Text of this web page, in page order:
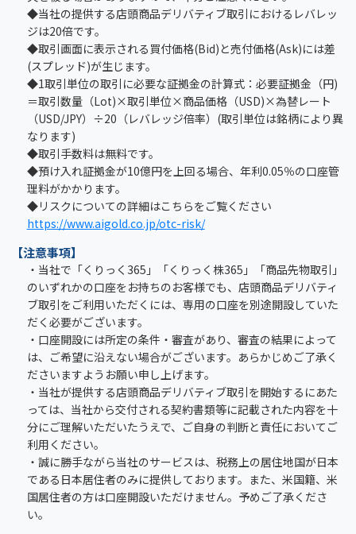
◆当社の提供する店頭商品デリバティブ取引におけるレバレッ
ジは20倍です。
◆取引画面に表示される買付価格(Bid)と売付価格(Ask)には差
(スプレッド)が生じます。
◆1取引単位の取引に必要な証拠金の計算式：必要証拠金（円)
＝取引数量（Lot)×取引単位×商品価格（USD)×為替レート
（USD/JPY）÷20（レバレッジ倍率）(取引単位は銘柄により異
なります)
◆取引手数料は無料です。
◆預け入れ証拠金が10億円を上回る場合、年利0.05％の口座管
理料がかかります。
◆リスクについての詳細はこちらをご覧ください
https://www.aigold.co.jp/otc-risk/
【注意事項】
・当社で「くりっく365」「くりっく株365」「商品先物取引」
のいずれかの口座をお持ちのお客様でも、店頭商品デリバティ
ブ取引をご利用いただくには、専用の口座を別途開設していた
だく必要がございます。
・口座開設には所定の条件・審査があり、審査の結果によって
は、ご希望に沿えない場合がございます。あらかじめご了承く
ださいますようお願い申し上げます。
・当社が提供する店頭商品デリバティブ取引を開始するにあた
っては、当社から交付される契約書類等に記載された内容を十
分にご理解いただいたうえで、ご自身の判断と責任においてご
利用ください。
・誠に勝手ながら当社のサービスは、税務上の居住地国が日本
である日本居住者のみに提供しております。また、米国籍、米
国居住者の方は口座開設いただけません。予めご了承くださ
い。